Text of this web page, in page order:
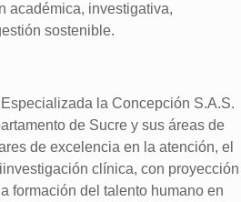
académica, investigativa,
sostenible.
la Concepción S.A.S.
de Sucre y sus áreas de
de excelencia en la atención, el
clínica, con proyección
formación del talento humano en